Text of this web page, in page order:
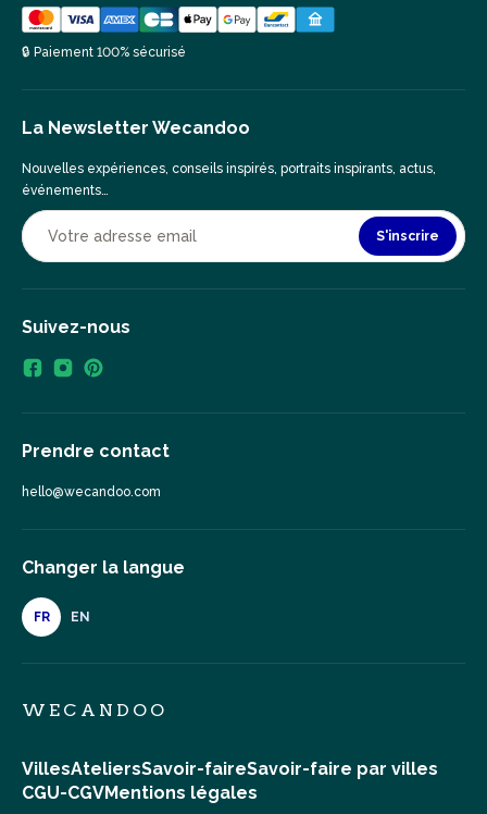
🔒 Paiement 100% sécurisé
La Newsletter Wecandoo
Nouvelles expériences, conseils inspirés, portraits inspirants, actus,
événements…
S'inscrire
Suivez-nous
Prendre contact
hello@wecandoo.com
Changer la langue
FR EN
WECANDOO
VillesAteliersSavoir-faireSavoir-faire par villes
CGU-CGVMentions légales